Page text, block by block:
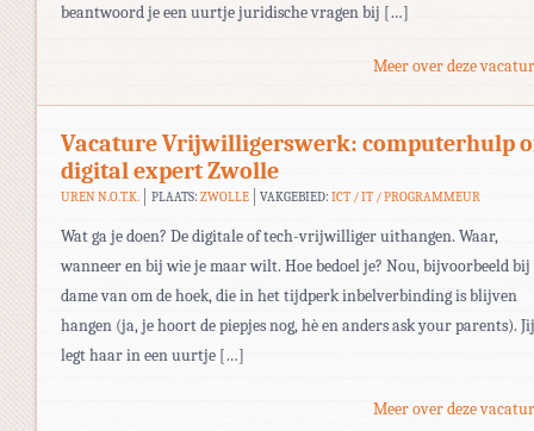
beantwoord je een uurtje juridische vragen bij […]
Meer over deze
Vacature Vrijwilligerswerk: computerhulp
digital expert Zwolle
UREN N.O.T.K. PLAATS: ZWOLLE VAKGEBIED:ICT / IT / PROGRAMMEUR
Wat ga je doen? De digitale of tech-vrijwilliger uithangen. Waar,
wanneer en bij wie je maar wilt. Hoe bedoel je? Nou, bijvoorbeeld bij
dame van om de hoek, die in het tijdperk inbelverbinding is blijven
hangen (ja, je hoort de piepjes nog, hè en anders ask your parents). Jij
legt haar in een uurtje […]
Meer over deze